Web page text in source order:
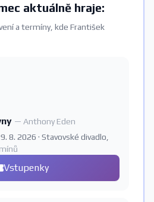
aktuálně hraje:
a termíny, kde František
— Anthony Eden
8. 2026 · Stavovské divadlo,
Vstupenky